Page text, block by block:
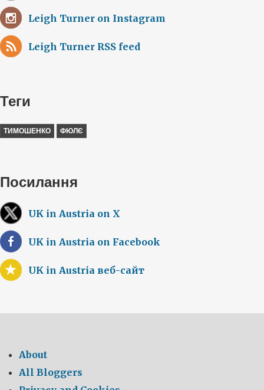
Leigh Turner on Instagram
Leigh Turner RSS feed
Теги
ТИМОШЕНКО ФЮЛЄ
Посилання
UK in Austria on X
UK in Austria on Facebook
UK in Austria веб-сайт
About
All Bloggers